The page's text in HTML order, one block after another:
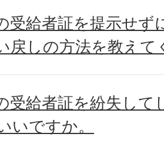
受給者証を提示せず
戻しの方法を教えて
受給者証を紛失して
いですか。